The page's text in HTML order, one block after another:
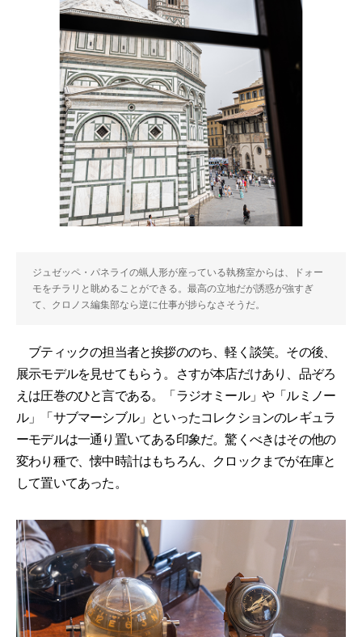
ジュゼッペ・パネライの蝋人形が座っている執務室からは、ドォー
モをチラリと眺めることができる。最高の立地だが誘惑が強すぎ
て、クロノス編集部なら逆に仕事が捗らなさそうだ。
ブティックの担当者と挨拶ののち、軽く談笑。その後、
展示モデルを見せてもらう。さすが本店だけあり、品ぞろ
えは圧巻のひと言である。「ラジオミール」や「ルミノー
ル」「サブマーシブル」といったコレクションのレギュラ
ーモデルは一通り置いてある印象だ。驚くべきはその他の
変わり種で、懐中時計はもちろん、クロックまでが在庫と
して置いてあった。